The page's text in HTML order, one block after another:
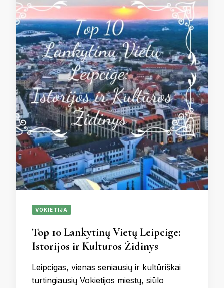
VOKIETIJA
Top 10 Lankytinų Vietų Leipcige:
Istorijos ir Kultūros Židinys
Leipcigas, vienas seniausių ir kultūriškai
turtingiausių Vokietijos miestų, siūlo